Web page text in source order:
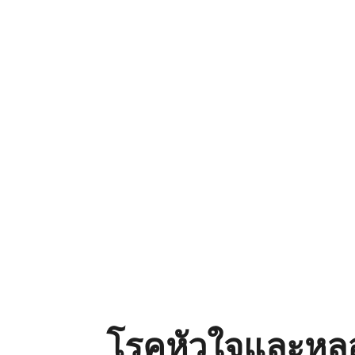
โรคหัวใจและหล